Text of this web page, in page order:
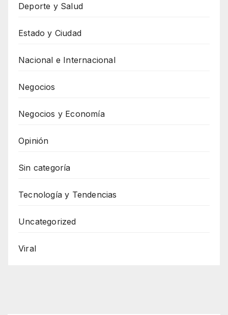
Deporte y Salud
Estado y Ciudad
Nacional e Internacional
Negocios
Negocios y Economía
Opinión
Sin categoría
Tecnología y Tendencias
Uncategorized
Viral